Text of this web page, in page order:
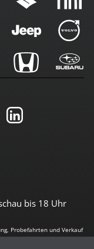
bis 18 Uhr
Probefahrten und Verkauf